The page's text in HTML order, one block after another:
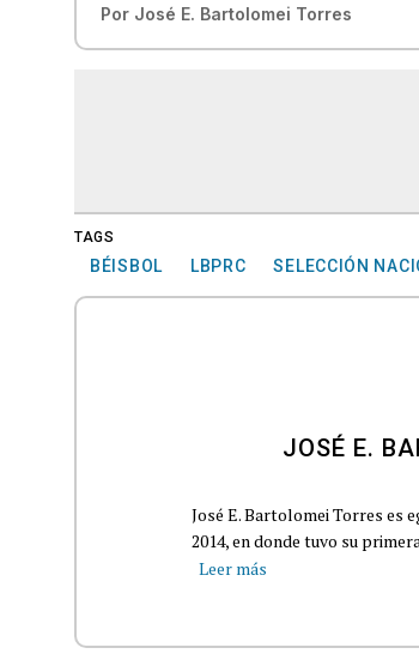
Por José E. Bartolomei Torres
TAGS
BÉISBOL LBPRC SELECCIÓN
JOSÉ E.
José E. Bartolomei Torres es
2014, en donde tuvo su
Leer más